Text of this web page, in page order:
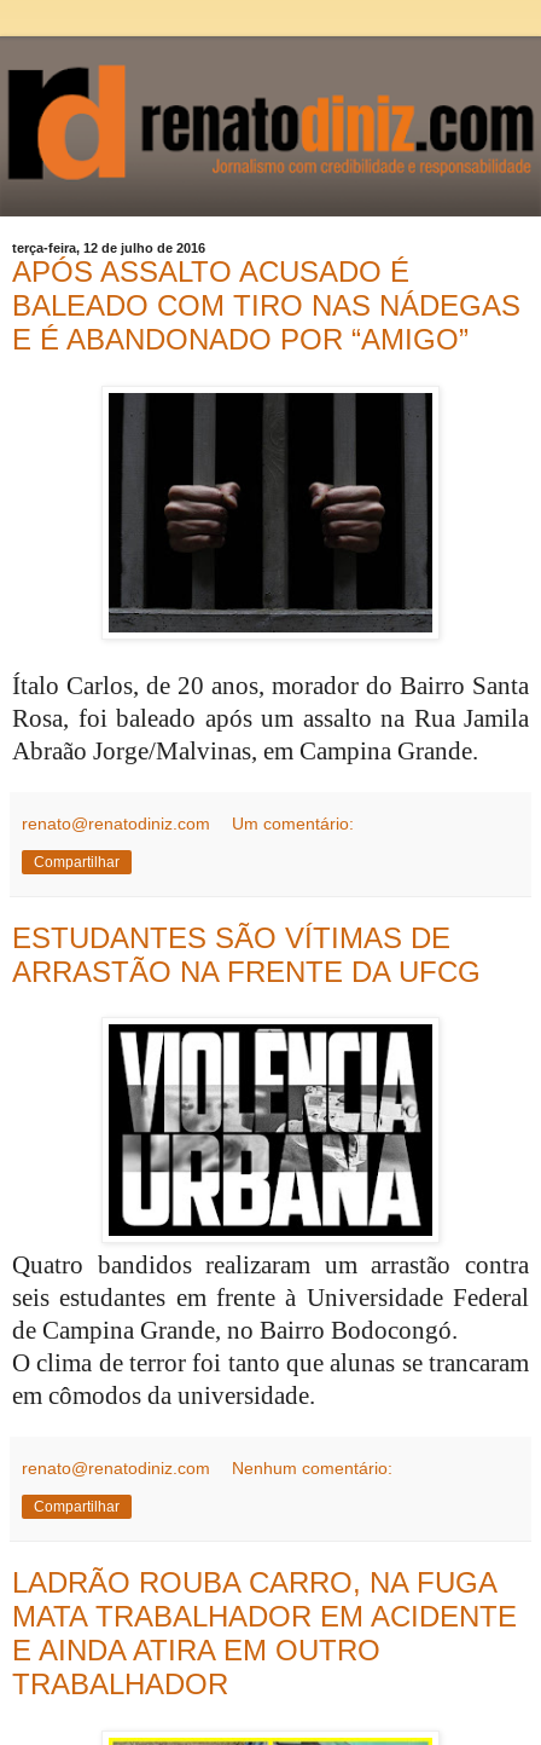
terça-feira, 12 de julho de 2016
APÓS ASSALTO ACUSADO É
BALEADO COM TIRO NAS NÁDEGAS
E É ABANDONADO POR “AMIGO”
Ítalo Carlos, de 20 anos, morador do Bairro Santa
Rosa, foi baleado após um assalto na Rua Jamila
Abraão Jorge/Malvinas, em Campina Grande.
renato@renatodiniz.com Um comentário:
Compartilhar
ESTUDANTES SÃO VÍTIMAS DE
ARRASTÃO NA FRENTE DA UFCG
Quatro bandidos realizaram um arrastão contra
seis estudantes em frente à Universidade Federal
de Campina Grande, no Bairro Bodocongó.
O clima de terror foi tanto que alunas se trancaram
em cômodos da universidade.
renato@renatodiniz.com Nenhum comentário:
Compartilhar
LADRÃO ROUBA CARRO, NA FUGA
MATA TRABALHADOR EM ACIDENTE
E AINDA ATIRA EM OUTRO
TRABALHADOR